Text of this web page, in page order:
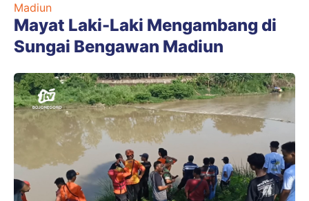
Madiun
Mayat Laki-Laki Mengambang di
Sungai Bengawan Madiun